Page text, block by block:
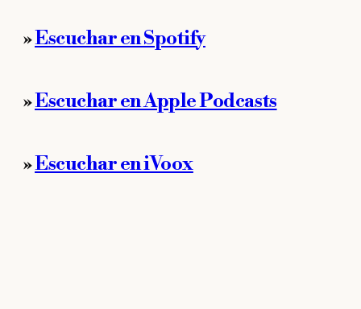
»Escuchar en Spotify
»Escuchar en Apple Podcasts
»Escuchar en iVoox